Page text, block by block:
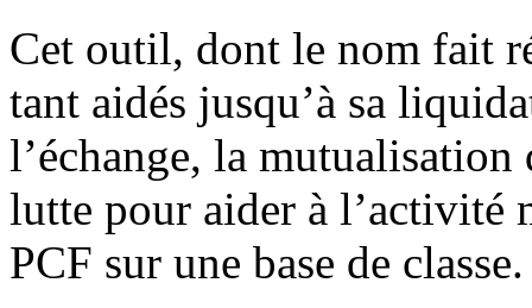
Cet outil, dont le nom fait
tant aidés jusqu’à sa
l’échange, la mutualisation
lutte pour aider à l’activité
PCF sur une base de classe.